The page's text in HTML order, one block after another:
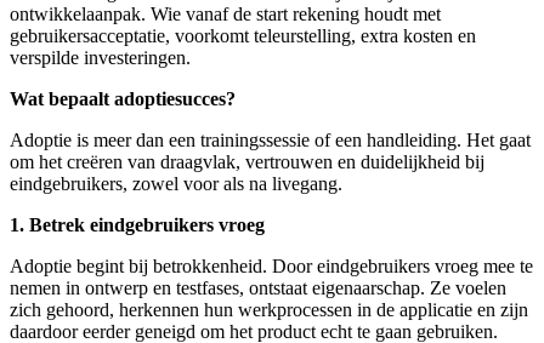
ontwikkelaanpak. Wie vanaf de start rekening houdt met
gebruikersacceptatie, voorkomt teleurstelling, extra kosten en
verspilde investeringen.
Wat bepaalt adoptiesucces?
Adoptie is meer dan een trainingssessie of een handleiding. Het gaat
om het creëren van draagvlak, vertrouwen en duidelijkheid bij
eindgebruikers, zowel voor als na livegang.
1. Betrek eindgebruikers vroeg
Adoptie begint bij betrokkenheid. Door eindgebruikers vroeg mee te
nemen in ontwerp en testfases, ontstaat eigenaarschap. Ze voelen
zich gehoord, herkennen hun werkprocessen in de applicatie en zijn
daardoor eerder geneigd om het product echt te gaan gebruiken.